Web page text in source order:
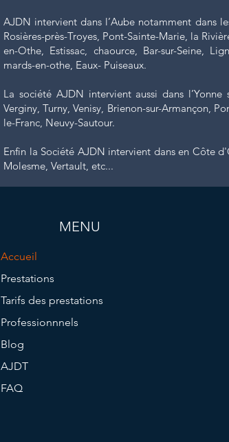
AJDN intervient dans l’Aube notamment dans
Rosières-près-Troyes, Pont-Sainte-Marie, la
en-Othe, Estissac, chaource, Bar-sur-Seine,
mards-en-othe, Eaux- Puiseaux.
La société AJDN intervient aussi dans
Verginy, Turny, Venisy, Brienon-sur-Armançon,
le-Franc, Neuvy-Sautour.
Enfin la Société AJDN intervient dans en Côte
Molesme, Vertault, etc...
MENU
Accueil
Prestations
Tarifs des prestations
Professionnnels
Blog
AJDT
FAQ